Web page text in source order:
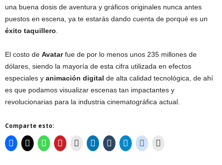
una buena dosis de aventura y gráficos originales nunca antes
puestos en escena, ya te estarás dando cuenta de porqué es un
éxito taquillero
El costo de Avatarfue de por lo menos unos 235 millones de
dólares, siendo la mayoría de esta cifra utilizada en efectos
especiales y animación digital de alta calidad tecnológica, de ahí
es que podamos visualizar escenas tan impactantes y
revolucionarias para la industria cinematográfica actual.
Comparte esto: